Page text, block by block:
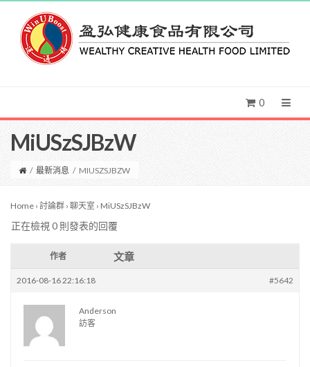
0
MiUSzSJBzW
/ 最新消息 / MIUSZSJBZW
Home › 討論群 › 聊天室 › MiUSzSJBzW
正在檢視 0 則發表的回覆
作者 文章
2016-08-16 22:16:18 #5642
Anderson
訪客